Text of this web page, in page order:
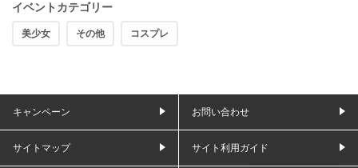
イベントカテゴリー
美少女 その他 コスプレ
キャンペーン お問い合わせ
サイトマップ サイト利用ガイド